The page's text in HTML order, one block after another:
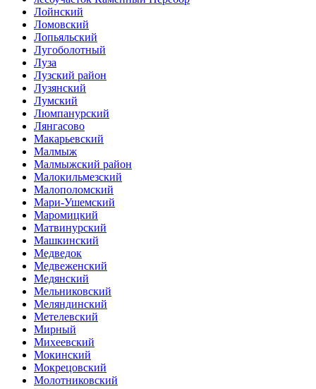
Лойнский
Ломовский
Лопьяльский
Лугоболотный
Луза
Лузский район
Лузянский
Лумский
Люмпанурский
Лянгасово
Макарьевский
Малмыж
Малмыжский район
Малокильмезский
Малополомский
Мари-Ушемский
Маромицкий
Матвинурский
Машкинский
Медведок
Медвеженский
Медянский
Мельниковский
Меляндинский
Метелевский
Мирный
Михеевский
Мокинский
Мокрецовский
Молотниковский